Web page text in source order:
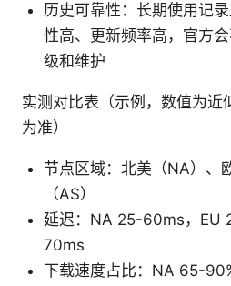
历史可靠性：长期使用记
性高、更新频率高，官方
级和维护
实测对比表（示例，数值为近
为准）
节点区域：北美（NA）、
（AS）
延迟：NA 25-60ms，EU
70ms
下载速度占比：NA 65-